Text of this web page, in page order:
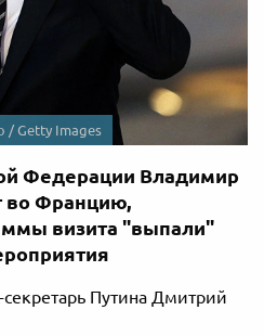
/ Getty Images
Федерации Владимир
во Францию,
визита "выпали"
Путина Дмитрий